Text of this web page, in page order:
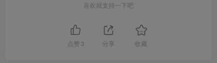
喜欢就支持一下吧
点赞 3 分享 收藏